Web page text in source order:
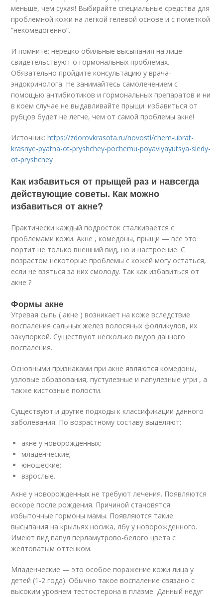
меньше, чем сухая! Выбирайте специальные средства для
проблемной кожи на легкой гелевой основе и с пометкой
“некомедогенно”.
И помните: нередко обильные высыпания на лице
свидетельствуют о гормональных проблемах.
Обязательно пройдите консультацию у врача-
эндокринолога. Не занимайтесь самолечением с
помощью антибиотиков и гормональных препаратов и ни
в коем случае не выдавливайте прыщи: избавиться от
рубцов будет не легче, чем от самой проблемы акне!
Источник:https://zdorovkrasota.ru/novosti/chem-ubrat-
krasnye-pyatna-ot-pryshchey-pochemu-poyavlyayutsya-sledy-
ot-pryshchey
Как избавиться от прыщей раз и навсегда
действующие советы. Как можно
избавиться от акне?
Практически каждый подросток сталкивается с
проблемами кожи. Акне , комедоны, прыщи — все это
портит не только внешний вид, но и настроение. С
возрастом некоторые проблемы с кожей могу остаться,
если не взяться за них смолоду. Так как избавиться от
акне ?
Формы акне
Угревая сыпь ( акне ) возникает на коже вследствие
воспаления сальных желез волосяных фолликулов, их
закупоркой. Существуют несколько видов данного
воспаления.
Основными признаками при акне являются комедоны,
узловые образования, пустулезные и папулезные угри , а
также кистозные полости.
Существуют и другие подходы к классификации данного
заболевания. По возрастному составу выделяют:
акне у новорожденных;
младенческие;
юношеские;
взрослые.
Акне у новорожденных не требуют лечения. Появляются
вскоре после рождения. Причиной становятся
избыточные гормоны мамы. Появляются такие
высыпания на крыльях носика, лбу у новорожденного.
Имеют вид папул перламутрово-белого цвета с
желтоватым оттенком.
Младенческие — это особое поражение кожи лица у
детей (1-2 года). Обычно такое воспаление связано с
высоким уровнем тестостерона в плазме. Данный недуг